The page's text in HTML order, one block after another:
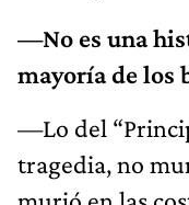
—No es una
mayoría de los
—Lo del
tragedia, no